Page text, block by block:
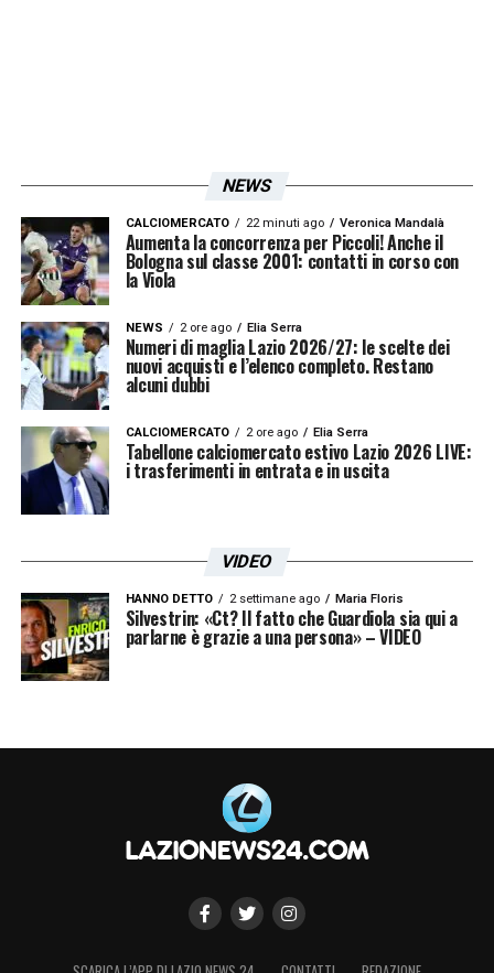
Rovella Italia, primo allenamento a Coverciano per il
NEWS
CALCIOMERCATO 22 minuti ago Veronica Mandalà
Aumenta la concorrenza per Piccoli! Anche il
Bologna sul classe 2001: contatti in corso con
la Viola
NEWS 2 ore ago Elia Serra
Numeri di maglia Lazio 2026/27: le scelte dei
nuovi acquisti e l’elenco completo. Restano
alcuni dubbi
CALCIOMERCATO 2 ore ago Elia Serra
Tabellone calciomercato estivo Lazio 2026 LIVE:
i trasferimenti in entrata e in uscita
VIDEO
HANNO DETTO 2 settimane ago Maria Floris
Silvestrin: «Ct? Il fatto che Guardiola sia qui a
parlarne è grazie a una persona» – VIDEO